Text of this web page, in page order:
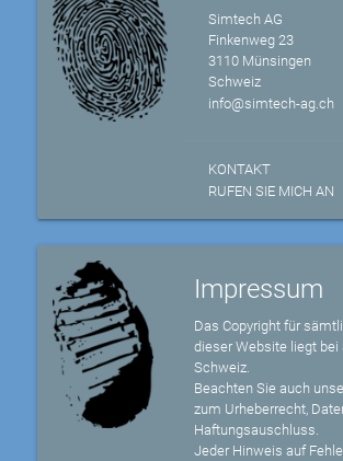
Simtech AG
Finkenweg 23
3110 Münsingen
Schweiz
info@simtech-ag.ch
KONTAKT
RUFEN SIE MICH AN
Impressum
Das Copyright für
dieser Website liegt bei
Schweiz.
Beachten Sie auch
zum Urheberrecht,
Haftungsauschluss.
Jeder Hinweis auf